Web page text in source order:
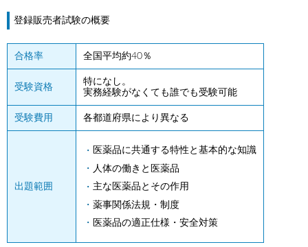
登録販売者試験の概要
合格率 全国平均約40％
受験資格
特になし。
実務経験がなくても誰でも受験可能
受験費用 各都道府県により異なる
出題範囲
医薬品に共通する特性と基本的な知識
人体の働きと医薬品
主な医薬品とその作用
薬事関係法規・制度
医薬品の適正仕様・安全対策